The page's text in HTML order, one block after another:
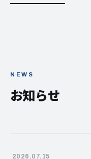
NEWS
お知らせ
2026.07.15